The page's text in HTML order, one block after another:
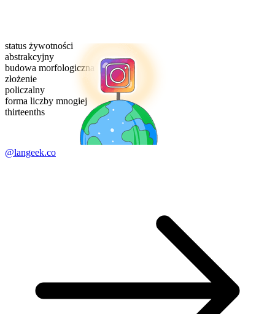
status żywotności
abstrakcyjny
budowa morfologiczna
złożenie
policzalny
forma liczby mnogiej
thirteenths
@langeek.co